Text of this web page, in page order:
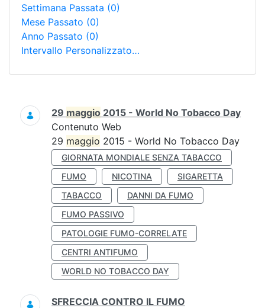
Settimana Passata (0)
Mese Passato (0)
Anno Passato (0)
Intervallo Personalizzato…
Ricerca
29 maggio 2015 - World No Tobacco Day
Contenuto Web
29 maggio 2015 - World No Tobacco Day
GIORNATA MONDIALE SENZA TABACCO
FUMO
NICOTINA
SIGARETTA
TABACCO
DANNI DA FUMO
FUMO PASSIVO
PATOLOGIE FUMO-CORRELATE
CENTRI ANTIFUMO
WORLD NO TOBACCO DAY
SFRECCIA CONTRO IL FUMO